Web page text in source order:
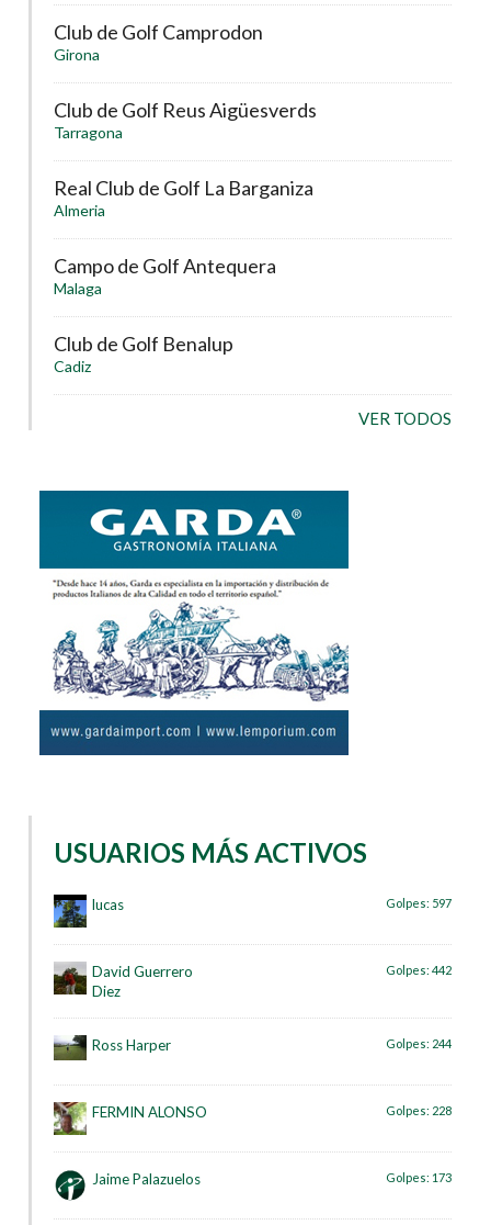
Club de Golf Camprodon
Girona
Club de Golf Reus Aigüesverds
Tarragona
Real Club de Golf La Barganiza
Almeria
Campo de Golf Antequera
Malaga
Club de Golf Benalup
Cadiz
VER TODOS
USUARIOS MÁS ACTIVOS
lucas Golpes: 597
David Guerrero
Diez
Golpes: 442
Ross Harper Golpes: 244
FERMIN ALONSO Golpes: 228
Jaime Palazuelos Golpes: 173